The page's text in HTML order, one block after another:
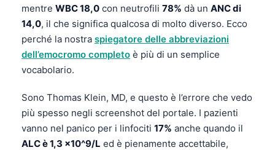
mentre WBC 18,0 con neutrofili 78% dà un ANC di
14,0, il che significa qualcosa di molto diverso. Ecco
perché la nostra spiegatore delle abbreviazioni
dell’emocromo completo è più di un semplice
vocabolario.
Sono Thomas Klein, MD, e questo è l’errore che vedo
più spesso negli screenshot del portale. I pazienti
vanno nel panico per i linfociti 17% anche quando il
ALC è 1,3 x10^9/L ed è pienamente accettabile,